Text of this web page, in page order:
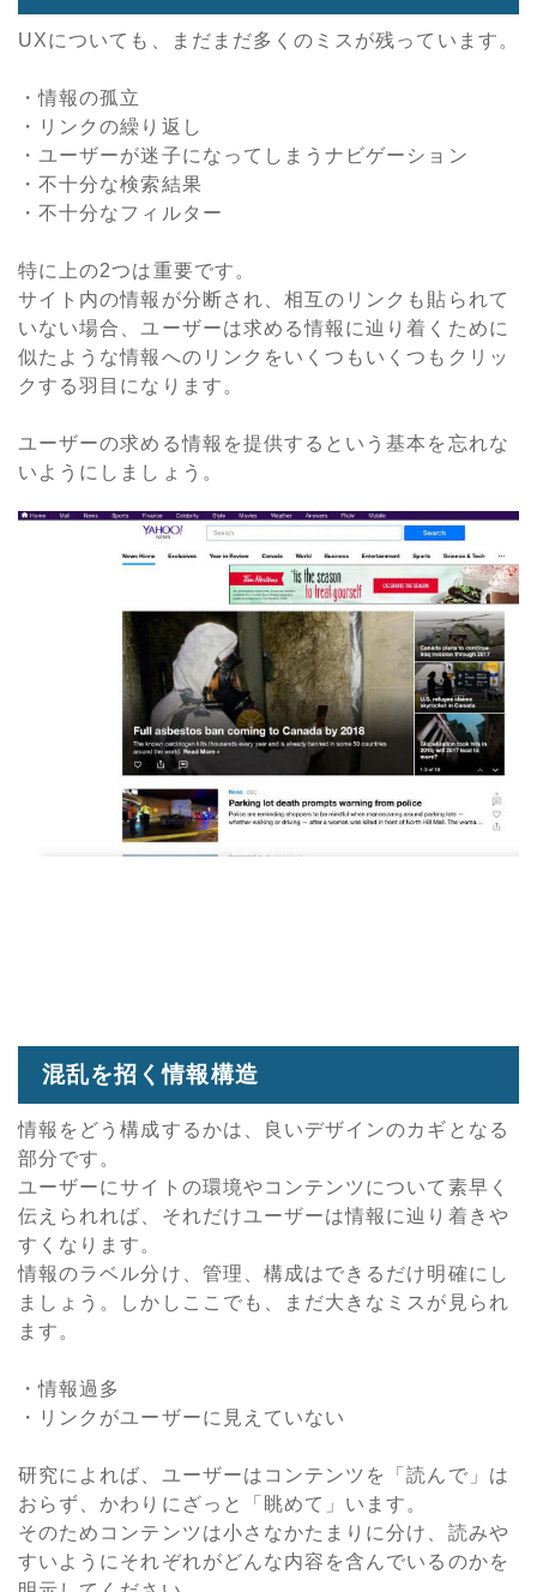
UXについても、まだまだ多くのミスが残っています。
・情報の孤立
・リンクの繰り返し
・ユーザーが迷子になってしまうナビゲーション
・不十分な検索結果
・不十分なフィルター
特に上の2つは重要です。
サイト内の情報が分断され、相互のリンクも貼られて
いない場合、ユーザーは求める情報に辿り着くために
似たような情報へのリンクをいくつもいくつもクリッ
クする羽目になります。
ユーザーの求める情報を提供するという基本を忘れな
いようにしましょう。
混乱を招く情報構造
情報をどう構成するかは、良いデザインのカギとなる
部分です。
ユーザーにサイトの環境やコンテンツについて素早く
伝えられれば、それだけユーザーは情報に辿り着きや
すくなります。
情報のラベル分け、管理、構成はできるだけ明確にし
ましょう。しかしここでも、まだ大きなミスが見られ
ます。
・情報過多
・リンクがユーザーに見えていない
研究によれば、ユーザーはコンテンツを「読んで」は
おらず、かわりにざっと「眺めて」います。
そのためコンテンツは小さなかたまりに分け、読みや
すいようにそれぞれがどんな内容を含んでいるのかを